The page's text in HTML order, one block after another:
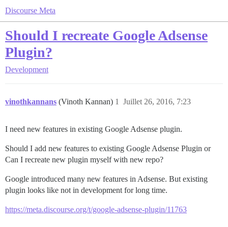
Discourse Meta
Should I recreate Google Adsense
Plugin?
Development
vinothkannans (Vinoth Kannan) Juillet 26, 2016, 7:23
1
I need new features in existing Google Adsense plugin.
Should I add new features to existing Google Adsense Plugin or
Can I recreate new plugin myself with new repo?
Google introduced many new features in Adsense. But existing
plugin looks like not in development for long time.
https://meta.discourse.org/t/google-adsense-plugin/11763